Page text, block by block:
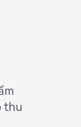
thu